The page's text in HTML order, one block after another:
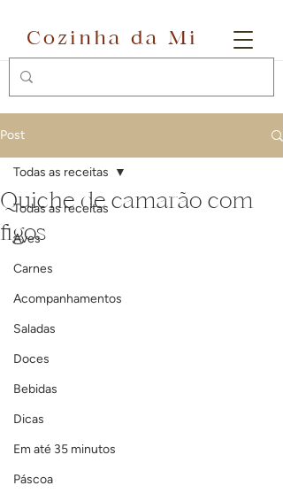
Cozinha da Mi
Post
Todas as receitas
Aves
Carnes
Acompanhamentos
Saladas
Doces
Bebidas
Dicas
Em até 35 minutos
Páscoa
Todas as receitas
Quiche de camarão com
figos